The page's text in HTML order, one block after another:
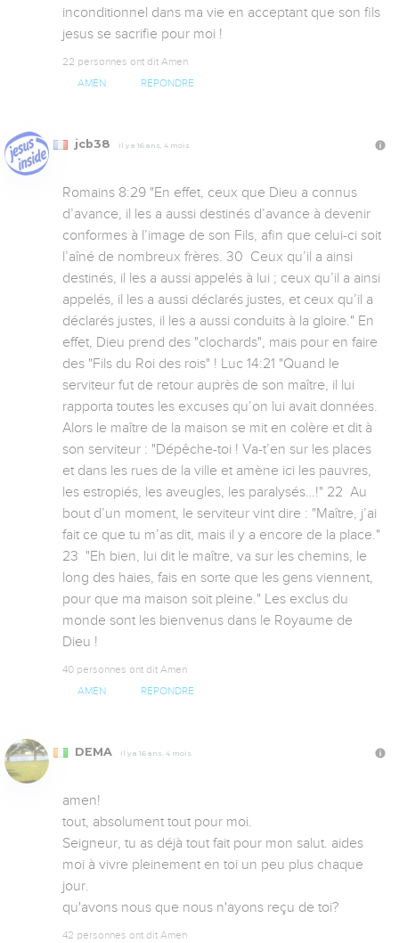
inconditionnel dans ma vie en acceptant que son fils
jesus se sacrifie pour moi !
22 personnes ont dit Amen
AMEN RÉPONDRE
jcb38 Il y a 16 ans, 4 mois
Romains 8:29 "En effet, ceux que Dieu a connus
d’avance, il les a aussi destinés d’avance à devenir
conformes à l’image de son Fils, afin que celui-ci soit
l’aîné de nombreux frères. 30  Ceux qu’il a ainsi
destinés, il les a aussi appelés à lui ; ceux qu’il a ainsi
appelés, il les a aussi déclarés justes, et ceux qu’il a
déclarés justes, il les a aussi conduits à la gloire." En
effet, Dieu prend des "clochards", mais pour en faire
des "Fils du Roi des rois" ! Luc 14:21 "Quand le
serviteur fut de retour auprès de son maître, il lui
rapporta toutes les excuses qu’on lui avait données.
Alors le maître de la maison se mit en colère et dit à
son serviteur : "Dépêche-toi ! Va-t’en sur les places
et dans les rues de la ville et amène ici les pauvres,
les estropiés, les aveugles, les paralysés…!" 22  Au
bout d’un moment, le serviteur vint dire : "Maître, j’ai
fait ce que tu m’as dit, mais il y a encore de la place."
23  "Eh bien, lui dit le maître, va sur les chemins, le
long des haies, fais en sorte que les gens viennent,
pour que ma maison soit pleine." Les exclus du
monde sont les bienvenus dans le Royaume de
Dieu !
40 personnes ont dit Amen
AMEN RÉPONDRE
DEMA Il y a 16 ans, 4 mois
amen!
tout, absolument tout pour moi.
Seigneur, tu as déjà tout fait pour mon salut. aides
moi à vivre pleinement en toi un peu plus chaque
jour.
qu'avons nous que nous n'ayons reçu de toi?
42 personnes ont dit Amen